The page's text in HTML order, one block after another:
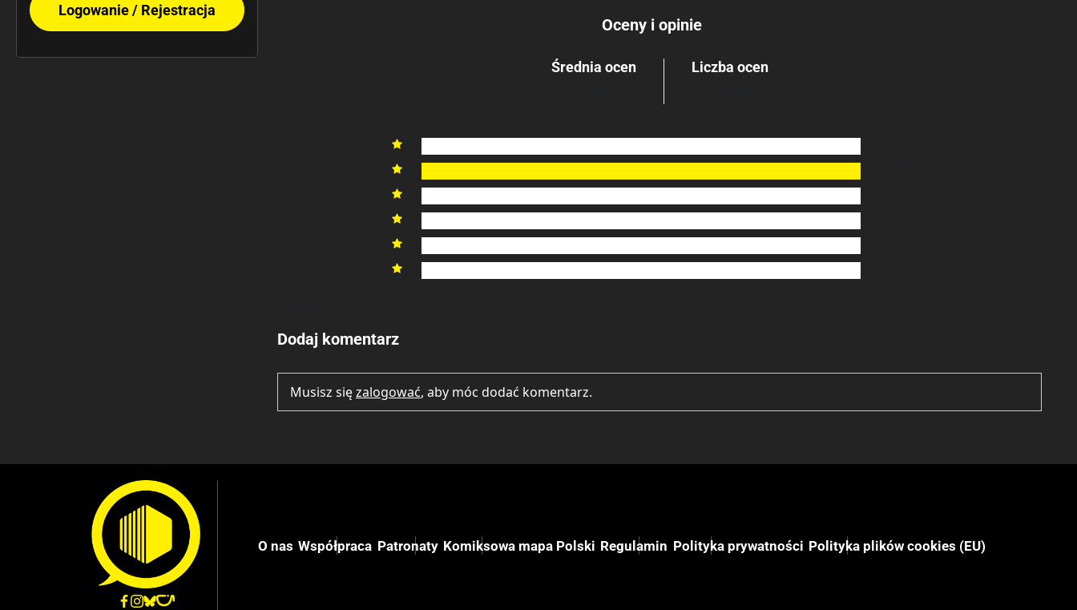
Logowanie / Rejestracja
Oceny i opinie
Średnia ocen Liczba ocen






Dodaj komentarz
Musisz sięzalogować, aby móc dodać komentarz.
O nas Współpraca Patronaty Komiksowa mapa Polski Regulamin Polityka prywatności Polityka plików cookies (EU)